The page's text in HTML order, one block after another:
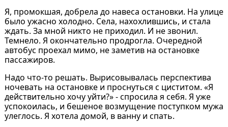
Я, промокшая, добрела до навеса остановки. На улице
было ужасно холодно. Села, нахохлившись, и стала
ждать. За мной никто не приходил. И не звонил.
Темнело. Я окончательно продрогла. Очередной
автобус проехал мимо, не заметив на остановке
пассажиров.
Надо что-то решать. Вырисовывалась перспектива
ночевать на остановке и проснуться с циститом. «Я
действительно хочу уйти?» - спросила я себя. Я уже
успокоилась, и бешеное возмущение поступком мужа
улеглось. Я хотела домой, в ванну и спать.